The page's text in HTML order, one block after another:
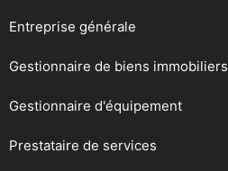
Entreprise générale
Gestionnaire de biens immobiliers
Gestionnaire d'équipement
Prestataire de services